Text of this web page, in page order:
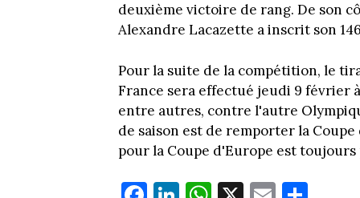
deuxième victoire de rang. De son
Alexandre Lacazette a inscrit son
Pour la suite de la compétition, le
France sera effectué jeudi 9 février
entre autres, contre l'autre
de saison est de remporter la
pour la Coupe d'Europe est toujours